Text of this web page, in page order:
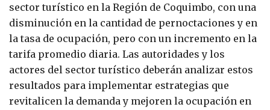
sector turístico en la Región de Coquimbo, con una
disminución en la cantidad de pernoctaciones y en
la tasa de ocupación, pero con un incremento en la
tarifa promedio diaria. Las autoridades y los
actores del sector turístico deberán analizar estos
resultados para implementar estrategias que
revitalicen la demanda y mejoren la ocupación en